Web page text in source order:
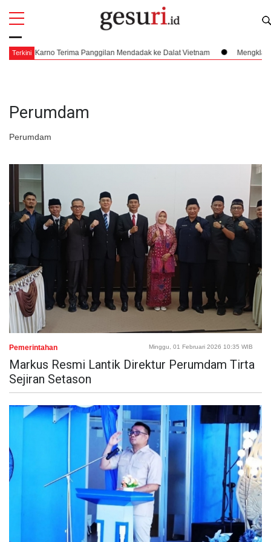
TerkiniTerima Panggilan Mendadak ke Dalat Vietnam Mengklaim
Perumdam
Perumdam
All
Pemerintahan Minggu, 01 Februari 2026 10:35 WIB
Markus Resmi Lantik Direktur Perumdam Tirta
Sejiran Setason